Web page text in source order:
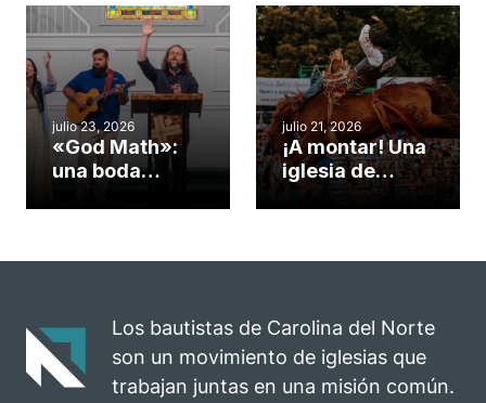
Cary se
convirtió en un
insólito campo
misionero te
cuento
obra de Dios
durante la
Semana
ServeNC
julio 23, 2026
«God Math»:
una boda
celebra el
julio 21, 2026
¡A montar! Una
iglesia de
rodeo anual en
para el
ministerio
Los bautistas de Carolina del Norte
son un movimiento de iglesias que
trabajan juntas en una misión común.